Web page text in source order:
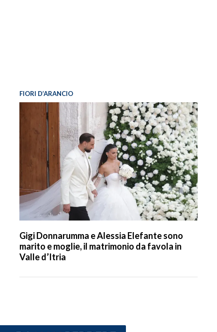
FIORI D’ARANCIO
Gigi Donnarumma e Alessia Elefante sono
marito e moglie, il matrimonio da favola in
Valle d’Itria